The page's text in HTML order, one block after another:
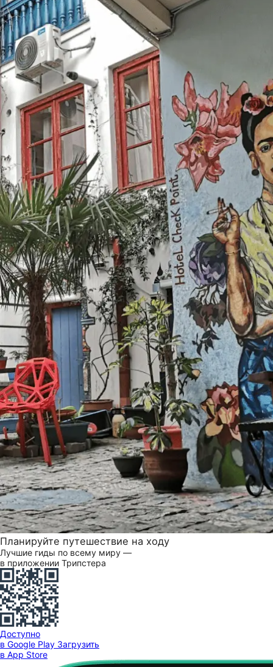
Планируйте путешествие на ходу
Лучшие гиды по всему миру —
в приложении Трипстера
Доступно
в Google Play Загрузить
в App Store